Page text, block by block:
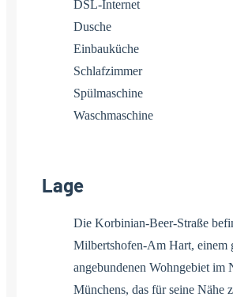
DSL-Internet
Dusche
Einbauküche
Schlafzimmer
Spülmaschine
Waschmaschine
Lage
Die Korbinian-Beer-Straße
Milbertshofen-Am Hart, einem
angebundenen Wohngebiet im
Münchens, das für seine Nähe